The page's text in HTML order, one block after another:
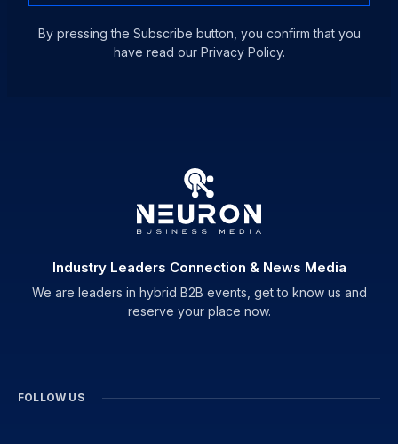
By pressing the Subscribe button, you confirm that you
have read our Privacy Policy.
Industry Leaders Connection & News Media
We are leaders in hybrid B2B events, get to know us and
reserve your place now.
FOLLOW US